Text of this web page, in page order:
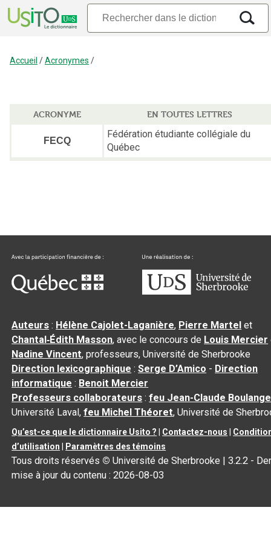
Accueil /Acronymes /
ACRONYME EN TOUTES LETTRES
FECQ
Fédération étudiante collégiale du
Québec
Auteurs : Hélène Cajolet-Laganière, Pierre Martel et
Chantal‑Édith Masson, avec le concours de Louis Mercier
Nadine Vincent, professeurs, Université de Sherbrooke
Direction lexicographique :Serge D’Amico - Direction
informatique : Benoit Mercier
Professeurs collaborateurs :feu Jean-Claude
Université Laval,feu Michel Théoret, Université de
Qu’est-ce que le dictionnaire Usito ? Contactez-nous
d’utilisation
Paramètres des témoins
Tous droits réservés © Université de Sherbrooke |3.2.2 -
mise à jour du contenu :2026-08-03